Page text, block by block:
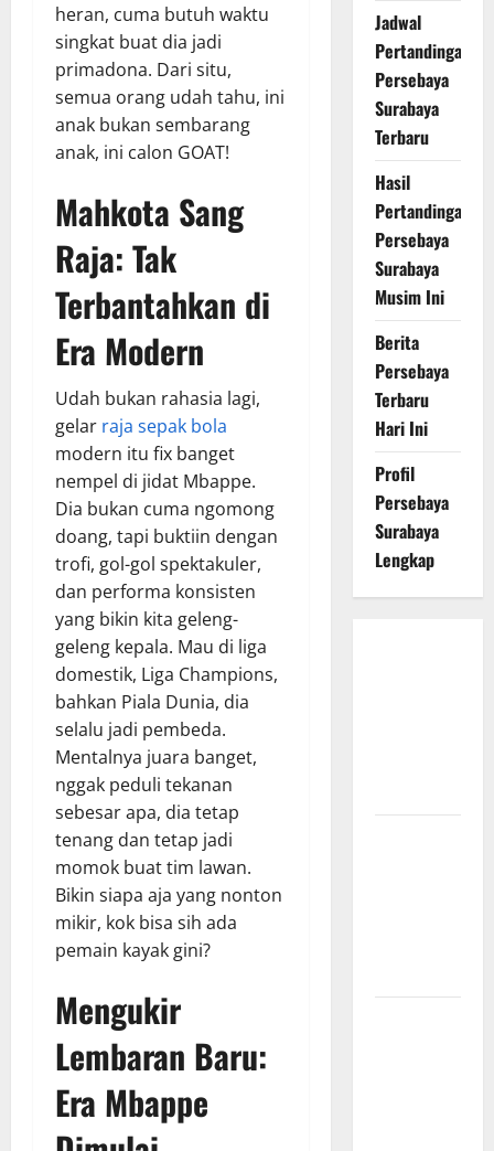
heran, cuma butuh waktu
singkat buat dia jadi
primadona. Dari situ,
semua orang udah tahu, ini
anak bukan sembarang
anak, ini calon GOAT!
Mahkota Sang
Raja: Tak
Terbantahkan di
Era Modern
Udah bukan rahasia lagi,
gelar raja sepak bola
modern itu fix banget
nempel di jidat Mbappe.
Dia bukan cuma ngomong
doang, tapi buktiin dengan
trofi, gol-gol spektakuler,
dan performa konsisten
yang bikin kita geleng-
geleng kepala. Mau di liga
domestik, Liga Champions,
bahkan Piala Dunia, dia
selalu jadi pembeda.
Mentalnya juara banget,
nggak peduli tekanan
sebesar apa, dia tetap
tenang dan tetap jadi
momok buat tim lawan.
Bikin siapa aja yang nonton
mikir, kok bisa sih ada
pemain kayak gini?
Mengukir
Lembaran Baru:
Era Mbappe
Jadwal
Pertandingan
Persebaya
Surabaya
Terbaru
Hasil
Pertandingan
Persebaya
Surabaya
Musim Ini
Berita
Persebaya
Terbaru
Hari Ini
Profil
Persebaya
Surabaya
Lengkap